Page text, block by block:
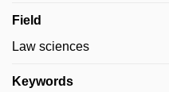
Field
Law sciences
Keywords